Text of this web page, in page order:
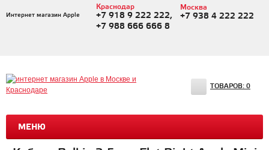
Интернет магазин Apple
Краснодар
+7 918 9 222 222,
+7 988 666 666 8
Москва
+7 938 4 222 222
МЕНЮ
ТОВАРОВ: 0